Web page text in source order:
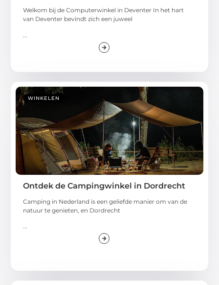
Welkom bij de Computerwinkel in Deventer In het hart
van Deventer bevindt zich een juweel
WINKELEN
Ontdek de Campingwinkel in Dordrecht
Camping in Nederland is een geliefde manier om van de
natuur te genieten, en Dordrecht
...